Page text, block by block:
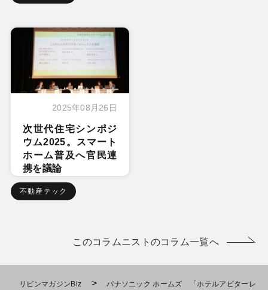
2025年08月26日
次世代住宅シンポジ
ウム2025。スマート
ホーム普及へ官民連
携を議論
不動産テック
このコラムニストのコラム一覧へ
リビンマガジンBiz > パナソニック ホームズ 「ホテルアビターレ